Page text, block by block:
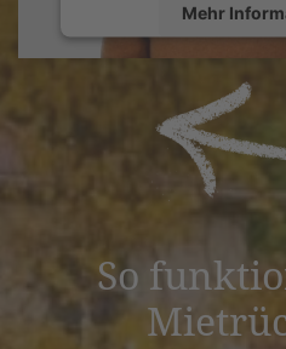
Mehr
powered by
Management
So